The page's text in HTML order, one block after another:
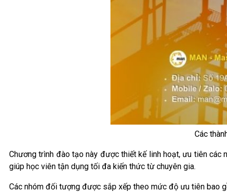
Các
Chương trình đào tạo này được thiết kế linh hoạt, ưu tiên các
giúp học viên tận dụng tối đa kiến thức từ chuyên gia.
Các nhóm đối tượng được sắp xếp theo mức độ ưu tiên bao